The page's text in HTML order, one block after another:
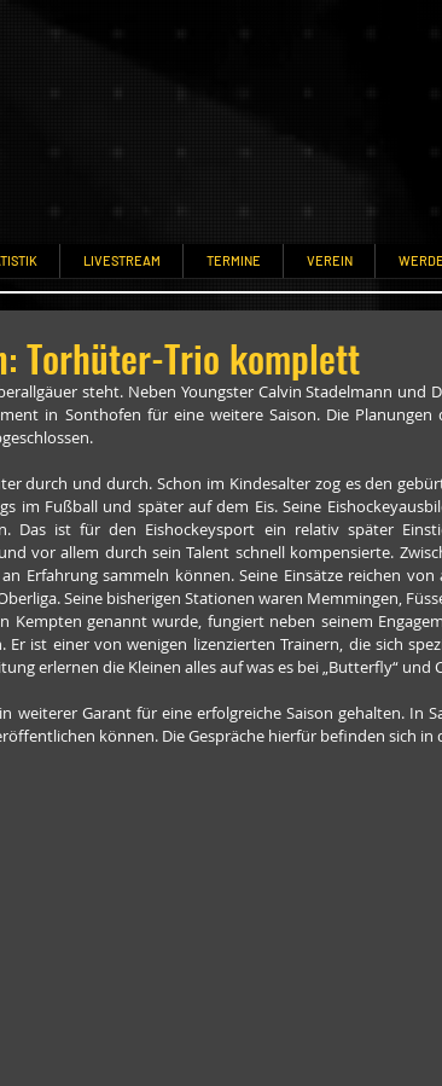
LIVESTREAM TERMINE VEREIN
Torhüter-Trio komplett
steht. Neben Youngster Calvin Stadelmann und
in Sonthofen für eine weitere Saison. Die
durch und durch. Schon im Kindesalter zog es den
im Fußball und später auf dem Eis. Seine
Das ist für den Eishockeysport ein relativ später
vor allem durch sein Talent schnell kompensierte.
Erfahrung sammeln können. Seine Einsätze reichen von
Seine bisherigen Stationen waren Memmingen,
Kempten genannt wurde, fungiert neben seinem
Er ist einer von wenigen lizenzierten Trainern, die sich
erlernen die Kleinen alles auf was es bei „Butterfly“ und
weiterer Garant für eine erfolgreiche Saison gehalten. In
können. Die Gespräche hierfür befinden sich in